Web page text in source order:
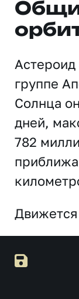
Астероид
группе
Солнца
дней,
782